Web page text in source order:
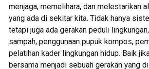
menjaga, memelihara, dan melestarikan
yang ada di sekitar kita. Tidak hanya
tetapi juga ada gerakan peduli
sampah, penggunaan pupuk kompos,
pelatihan kader lingkungan hidup. Baik
bersama menjadi sebuah gerakan yang